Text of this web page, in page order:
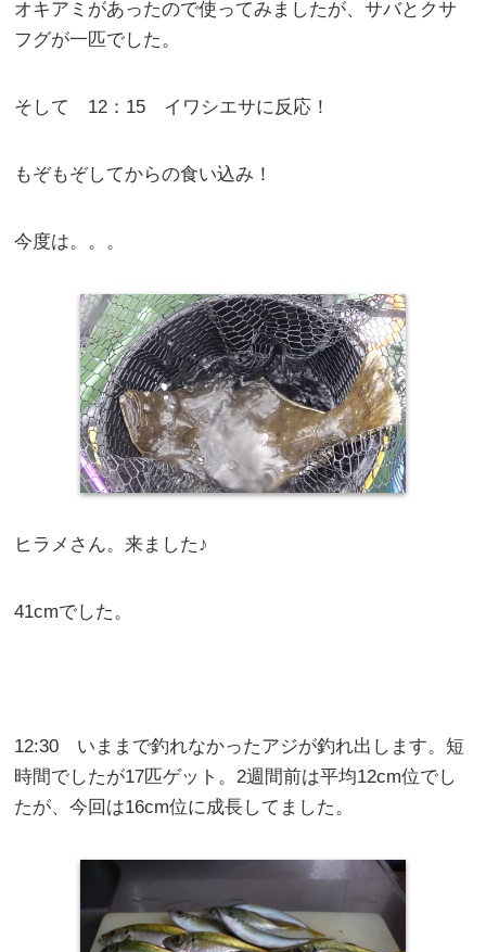
オキアミがあったので使ってみましたが、サバとクサ
フグが一匹でした。
そして 12：15 イワシエサに反応！
もぞもぞしてからの食い込み！
今度は。。。
ヒラメさん。来ました♪
41cmでした。
12:30 いままで釣れなかったアジが釣れ出します。短
時間でしたが17匹ゲット。2週間前は平均12cm位でし
たが、今回は16cm位に成長してました。